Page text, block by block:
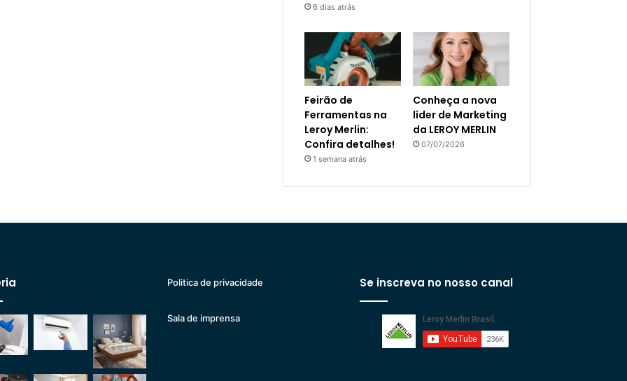
6 dias atrás
Feirão de
Ferramentas na
Leroy Merlin:
Confira detalhes!
1 semana atrás
Conheça a nova
líder de Marketing
da LEROY MERLIN
07/07/2026
Politica de privacidade
Sala de imprensa
Se inscreva no nosso canal